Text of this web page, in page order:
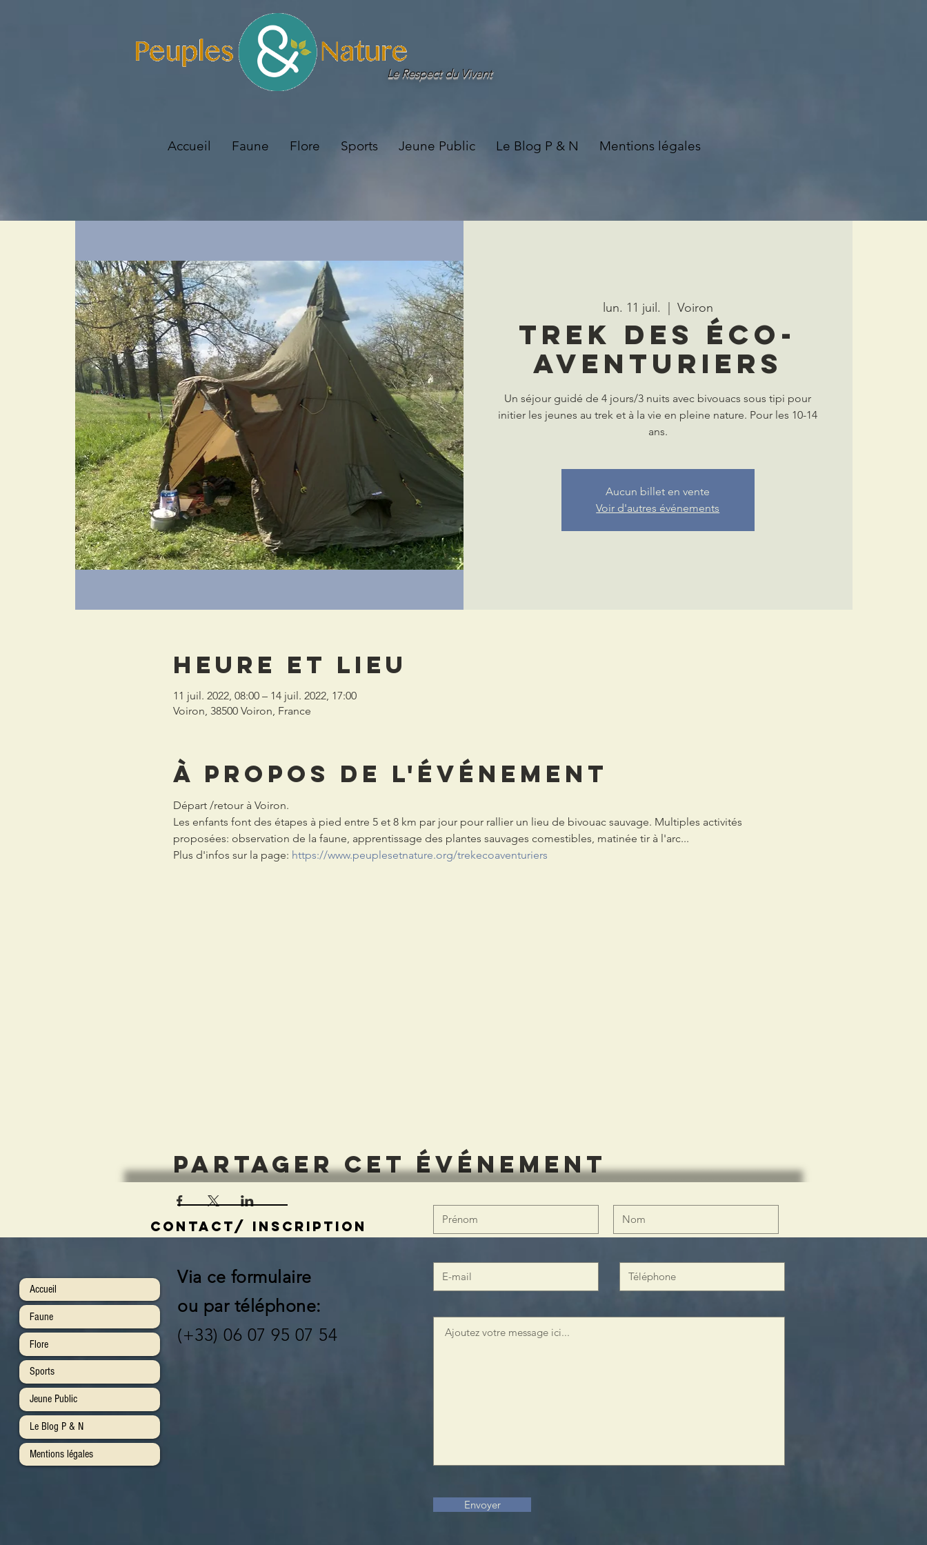
Le Respect du Vivant
Accueil Faune Flore Sports Jeune Public Le Blog P & N Mentions légales
lun. 11 juil. Voiron
Trek des Éco-
aventuriers
Un séjour guidé de 4 jours/3 nuits avec bivouacs sous tipi pour
initier les jeunes au trek et à la vie en pleine nature. Pour les 10-14
ans.
Aucun billet en vente
Voir d'autres événements
Heure et lieu
11 juil. 2022, 08:00 – 14 juil. 2022, 17:00
Voiron, 38500 Voiron, France
À propos de l'événement
Départ /retour à Voiron.
Les enfants font des étapes à pied entre 5 et 8 km par jour pour rallier un lieu de bivouac sauvage. Multiples activités
proposées: observation de la faune, apprentissage des plantes sauvages comestibles, matinée tir à l'arc...
Plus d'infos sur la page: https://www.peuplesetnature.org/trekecoaventuriers
Partager cet événement
contact/ inscription
Accueil
Faune
Flore
Sports
Jeune Public
Le Blog P & N
Mentions légales
Via ce formulaire
ou par téléphone:
(+33) 06 07 95 07 54
Envoyer